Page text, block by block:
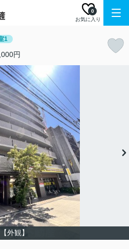
お気に入り
0
1
円
【外観】